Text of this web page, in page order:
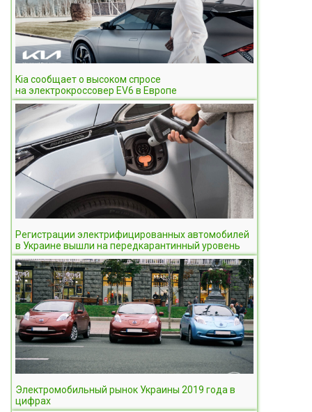
Kia сообщает о высоком спросе
на электрокроссовер EV6 в Европе
Регистрации электрифицированных автомобилей
в Украине вышли на передкарантинный уровень
Электромобильный рынок Украины 2019 года в
цифрах